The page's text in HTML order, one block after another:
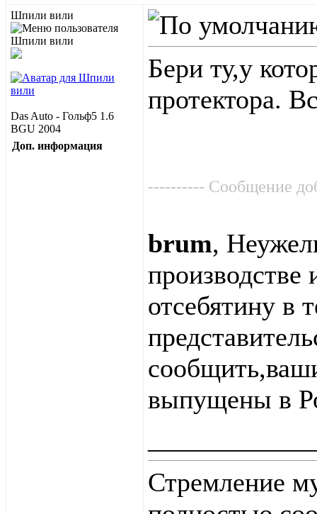
Шпили вили
Das Auto - Гольф5 1.6
BGU 2004
Доп. информация
Бери ту,у
протектора.
---------- Сообщение
brum,
отсебятину в
выпущены в
Стремление